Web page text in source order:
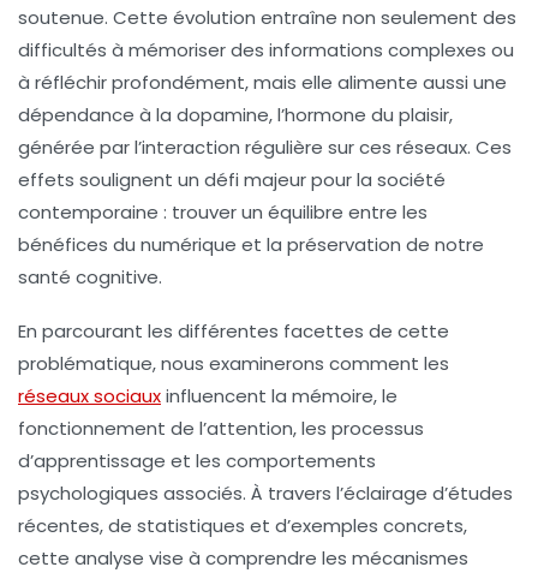
soutenue. Cette évolution entraîne non seulement des
difficultés à mémoriser des informations complexes ou
à réfléchir profondément, mais elle alimente aussi une
dépendance à la dopamine, l’hormone du plaisir,
générée par l’interaction régulière sur ces réseaux. Ces
effets soulignent un défi majeur pour la société
contemporaine : trouver un équilibre entre les
bénéfices du numérique et la préservation de notre
santé cognitive.
En parcourant les différentes facettes de cette
problématique, nous examinerons comment les
réseaux sociauxinfluencent la mémoire, le
fonctionnement de l’attention, les processus
d’apprentissage et les comportements
psychologiques associés. À travers l’éclairage d’études
récentes, de statistiques et d’exemples concrets,
cette analyse vise à comprendre les mécanismes